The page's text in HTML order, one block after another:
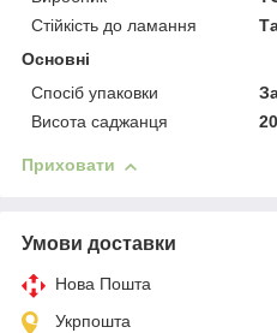
Стійкість до ламання
Основні
Спосіб упаковки
Висота саджанця
Приховати
Умови доставки
Нова Пошта
Укрпошта